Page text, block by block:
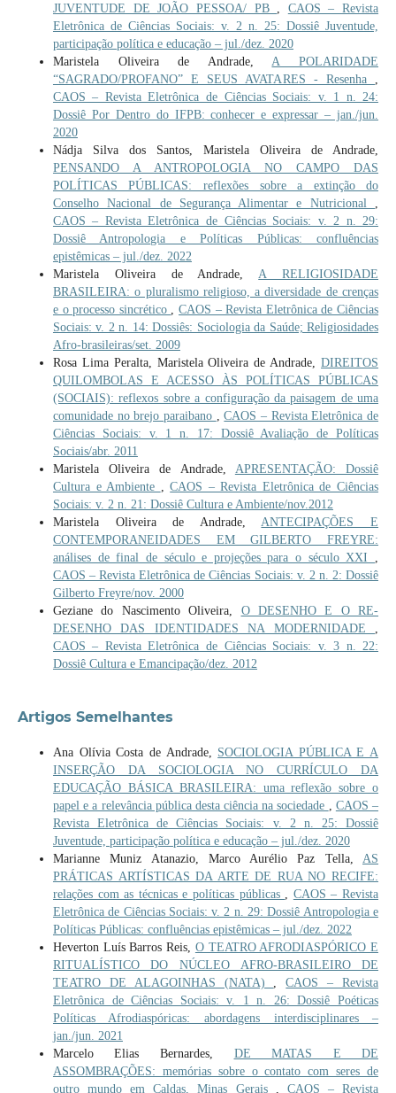
JUVENTUDE DE JOÃO PESSOA/ PB
CAOS – Revista
Eletrônica de Ciências Sociais: v. 2 n. 25: Dossiê Juventude,
participação política e educação – jul./dez. 2020
Maristela Oliveira de Andrade, A POLARIDADE
“SAGRADO/PROFANO” E SEUS AVATARES - Resenha
CAOS – Revista Eletrônica de Ciências Sociais: v. 1 n. 24:
Dossiê Por Dentro do IFPB: conhecer e expressar – jan./jun.
2020
Nádja Silva dos Santos, Maristela Oliveira de Andrade,
PENSANDO A ANTROPOLOGIA NO CAMPO DAS
POLÍTICAS PÚBLICAS: reflexões sobre a extinção do
Conselho Nacional de Segurança Alimentar e Nutricional
CAOS – Revista Eletrônica de Ciências Sociais: v. 2 n. 29:
Dossiê Antropologia e Políticas Públicas: confluências
epistêmicas – jul./dez. 2022
Maristela Oliveira de Andrade, A RELIGIOSIDADE
BRASILEIRA: o pluralismo religioso, a diversidade de crenças
e o processo sincrético
,CAOS – Revista Eletrônica de Ciências
Sociais: v. 2 n. 14: Dossiês: Sociologia da Saúde; Religiosidades
Afro-brasileiras/set. 2009
Rosa Lima Peralta, Maristela Oliveira de Andrade,DIREITOS
QUILOMBOLAS E ACESSO ÀS POLÍTICAS PÚBLICAS
(SOCIAIS): reflexos sobre a configuração da paisagem de uma
comunidade no brejo paraibano
,CAOS – Revista Eletrônica de
Ciências Sociais: v. 1 n. 17: Dossiê Avaliação de Políticas
Sociais/abr. 2011
Maristela Oliveira de Andrade, APRESENTAÇÃO: Dossiê
Cultura e Ambiente
,CAOS – Revista Eletrônica de Ciências
Sociais: v. 2 n. 21: Dossiê Cultura e Ambiente/nov.2012
Maristela Oliveira de Andrade, ANTECIPAÇÕES E
CONTEMPORANEIDADES EM GILBERTO FREYRE:
análises de final de século e projeções para o século XXI
CAOS – Revista Eletrônica de Ciências Sociais: v. 2 n. 2: Dossiê
Gilberto Freyre/nov. 2000
Geziane do Nascimento Oliveira, O DESENHO E O RE-
DESENHO DAS IDENTIDADES NA MODERNIDADE
CAOS – Revista Eletrônica de Ciências Sociais: v. 3 n. 22:
Dossiê Cultura e Emancipação/dez. 2012
Artigos Semelhantes
Ana Olívia Costa de Andrade, SOCIOLOGIA PÚBLICA E A
INSERÇÃO DA SOCIOLOGIA NO CURRÍCULO DA
EDUCAÇÃO BÁSICA BRASILEIRA: uma reflexão sobre o
papel e a relevância pública desta ciência na sociedade
CAOS –
Revista Eletrônica de Ciências Sociais: v. 2 n. 25: Dossiê
Juventude, participação política e educação – jul./dez. 2020
Marianne Muniz Atanazio, Marco Aurélio Paz Tella, AS
PRÁTICAS ARTÍSTICAS DA ARTE DE RUA NO RECIFE:
relações com as técnicas e políticas públicas
CAOS – Revista
Eletrônica de Ciências Sociais: v. 2 n. 29: Dossiê Antropologia e
Políticas Públicas: confluências epistêmicas – jul./dez. 2022
Heverton Luís Barros Reis, O TEATRO AFRODIASPÓRICO E
RITUALÍSTICO DO NÚCLEO AFRO-BRASILEIRO DE
TEATRO DE ALAGOINHAS (NATA)
,CAOS – Revista
Eletrônica de Ciências Sociais: v. 1 n. 26: Dossiê Poéticas
Políticas Afrodiaspóricas: abordagens interdisciplinares –
jan./jun. 2021
Marcelo Elias Bernardes, DE MATAS E DE
ASSOMBRAÇÕES: memórias sobre o contato com seres de
outro mundo em Caldas, Minas Gerais
CAOS – Revista